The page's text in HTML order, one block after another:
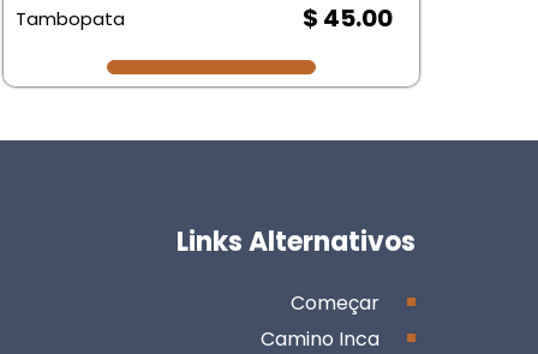
Tambopata $ 45.00
Links Alternativos
Começar
Camino Inca